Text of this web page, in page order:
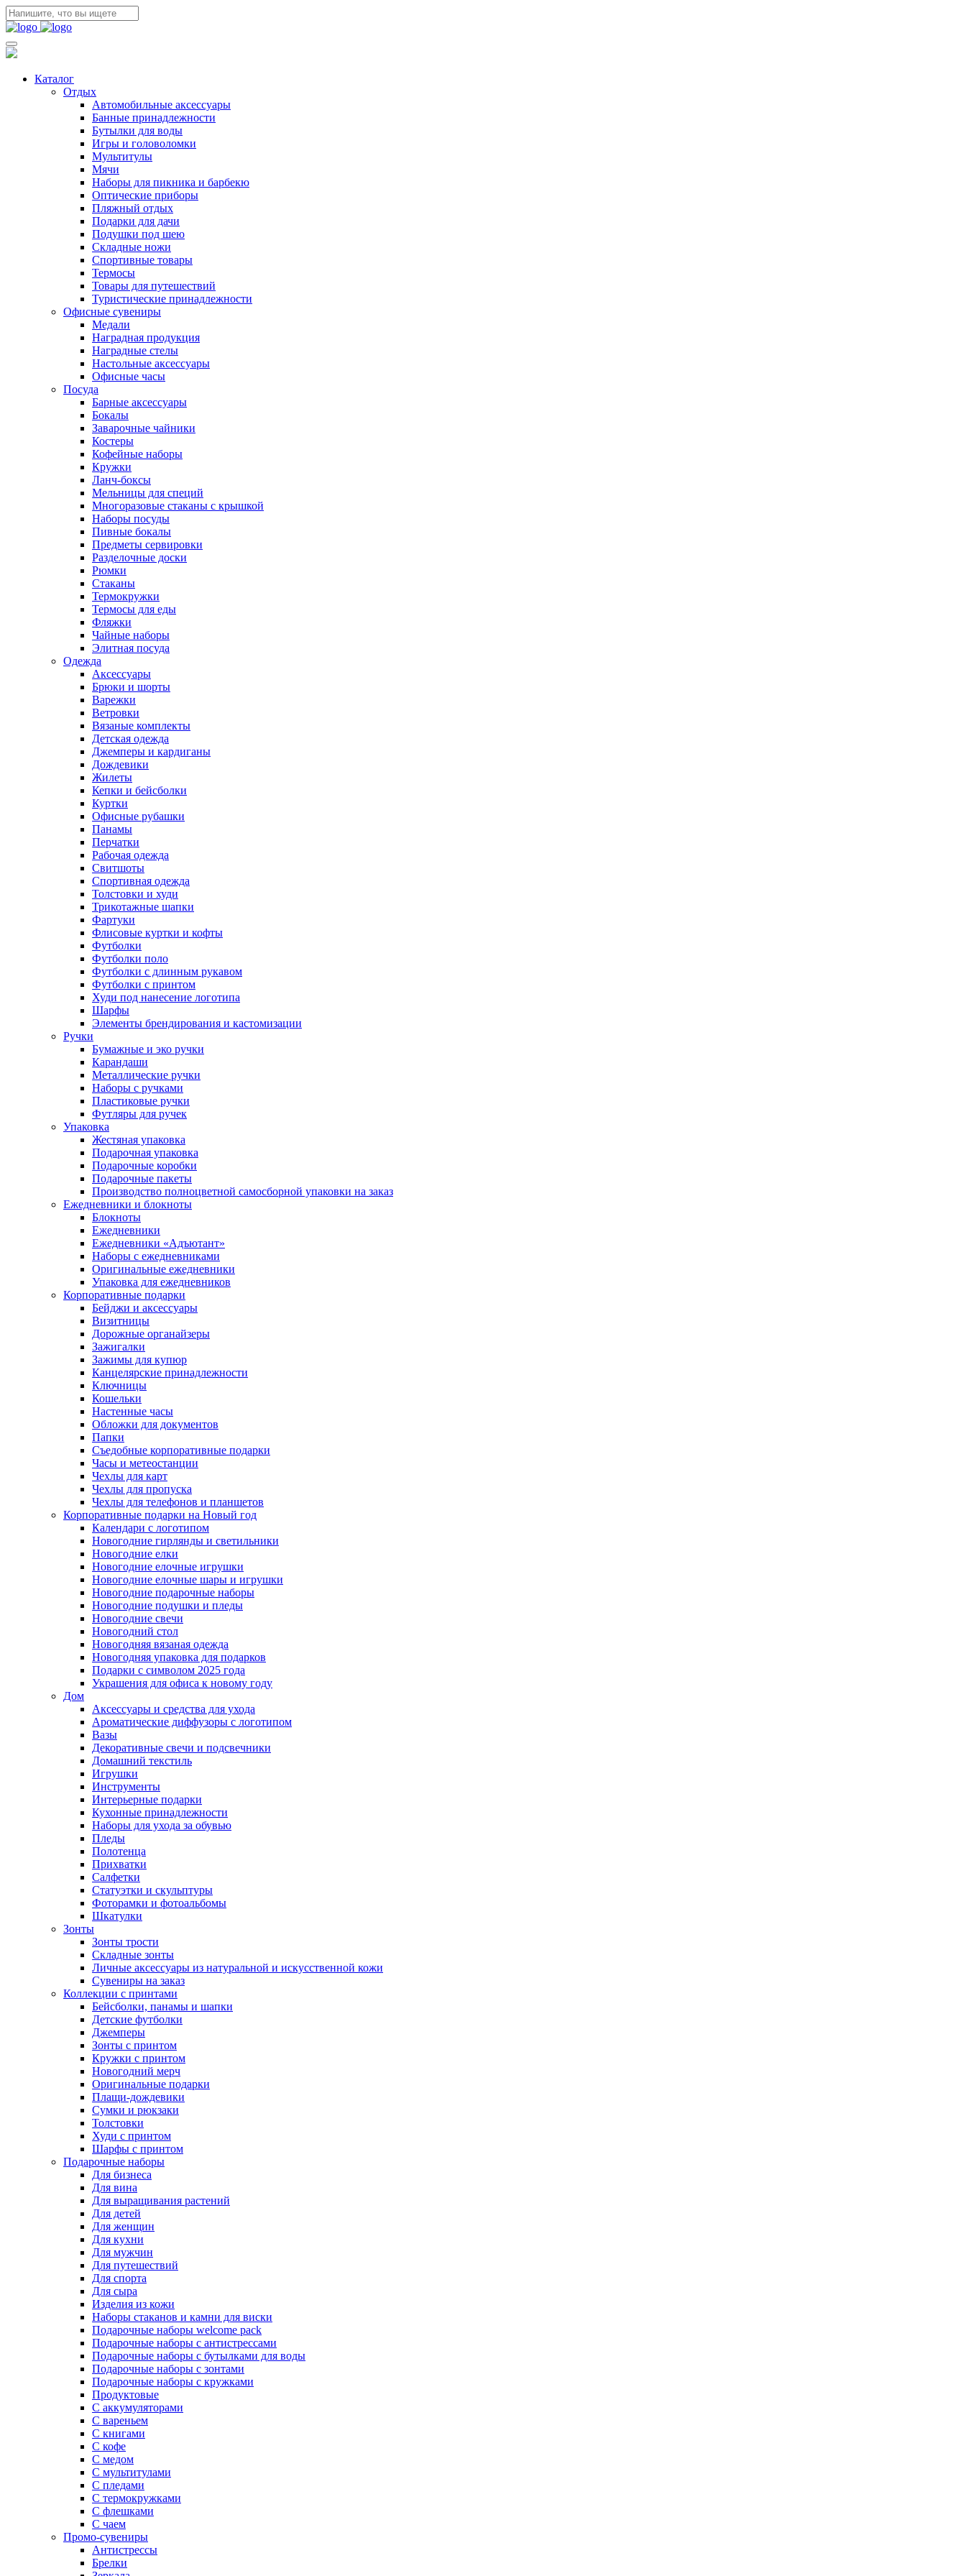
Каталог
Отдых
Автомобильные аксессуары
Банные принадлежности
Бутылки для воды
Игры и головоломки
Мультитулы
Мячи
Наборы для пикника и барбекю
Оптические приборы
Пляжный отдых
Подарки для дачи
Подушки под шею
Складные ножи
Спортивные товары
Термосы
Товары для путешествий
Туристические принадлежности
Офисные сувениры
Медали
Наградная продукция
Наградные стелы
Настольные аксессуары
Офисные часы
Посуда
Барные аксессуары
Бокалы
Заварочные чайники
Костеры
Кофейные наборы
Кружки
Ланч-боксы
Мельницы для специй
Многоразовые стаканы с крышкой
Наборы посуды
Пивные бокалы
Предметы сервировки
Разделочные доски
Рюмки
Стаканы
Термокружки
Термосы для еды
Фляжки
Чайные наборы
Элитная посуда
Одежда
Аксессуары
Брюки и шорты
Варежки
Ветровки
Вязаные комплекты
Детская одежда
Джемперы и кардиганы
Дождевики
Жилеты
Кепки и бейсболки
Куртки
Офисные рубашки
Панамы
Перчатки
Рабочая одежда
Свитшоты
Спортивная одежда
Толстовки и худи
Трикотажные шапки
Фартуки
Флисовые куртки и кофты
Футболки
Футболки поло
Футболки с длинным рукавом
Футболки с принтом
Худи под нанесение логотипа
Шарфы
Элементы брендирования и кастомизации
Ручки
Бумажные и эко ручки
Карандаши
Металлические ручки
Наборы с ручками
Пластиковые ручки
Футляры для ручек
Упаковка
Жестяная упаковка
Подарочная упаковка
Подарочные коробки
Подарочные пакеты
Производство полноцветной самосборной упаковки на заказ
Ежедневники и блокноты
Блокноты
Ежедневники
Ежедневники «Адъютант»
Наборы с ежедневниками
Оригинальные ежедневники
Упаковка для ежедневников
Корпоративные подарки
Бейджи и аксессуары
Визитницы
Дорожные органайзеры
Зажигалки
Зажимы для купюр
Канцелярские принадлежности
Ключницы
Кошельки
Настенные часы
Обложки для документов
Папки
Съедобные корпоративные подарки
Часы и метеостанции
Чехлы для карт
Чехлы для пропуска
Чехлы для телефонов и планшетов
Корпоративные подарки на Новый год
Календари с логотипом
Новогодние гирлянды и светильники
Новогодние елки
Новогодние елочные игрушки
Новогодние елочные шары и игрушки
Новогодние подарочные наборы
Новогодние подушки и пледы
Новогодние свечи
Новогодний стол
Новогодняя вязаная одежда
Новогодняя упаковка для подарков
Подарки с символом 2025 года
Украшения для офиса к новому году
Дом
Аксессуары и средства для ухода
Ароматические диффузоры с логотипом
Вазы
Декоративные свечи и подсвечники
Домашний текстиль
Игрушки
Инструменты
Интерьерные подарки
Кухонные принадлежности
Наборы для ухода за обувью
Пледы
Полотенца
Прихватки
Салфетки
Статуэтки и скульптуры
Фоторамки и фотоальбомы
Шкатулки
Зонты
Зонты трости
Складные зонты
Личные аксессуары из натуральной и искусственной кожи
Сувениры на заказ
Коллекции с принтами
Бейсболки, панамы и шапки
Детские футболки
Джемперы
Зонты с принтом
Кружки с принтом
Новогодний мерч
Оригинальные подарки
Плащи-дождевики
Сумки и рюкзаки
Толстовки
Худи с принтом
Шарфы с принтом
Подарочные наборы
Для бизнеса
Для вина
Для выращивания растений
Для детей
Для женщин
Для кухни
Для мужчин
Для путешествий
Для спорта
Для сыра
Изделия из кожи
Наборы стаканов и камни для виски
Подарочные наборы welcome pack
Подарочные наборы с антистрессами
Подарочные наборы с бутылками для воды
Подарочные наборы с зонтами
Подарочные наборы с кружками
Продуктовые
С аккумуляторами
С вареньем
С книгами
С кофе
С медом
С мультитулами
С пледами
С термокружками
С флешками
С чаем
Промо-сувениры
Антистрессы
Брелки